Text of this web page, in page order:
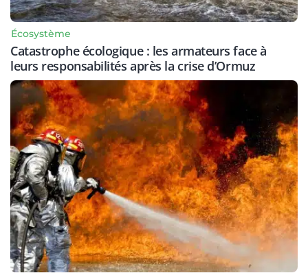
Écosystème
Catastrophe écologique : les armateurs face à
leurs responsabilités après la crise d’Ormuz